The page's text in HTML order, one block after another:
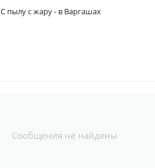
С пылу с жару - в Варгашах
Сообщения не найдены